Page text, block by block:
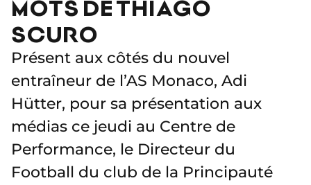
MOTS DE THIAGO
SCURO
Présent aux côtés du nouvel
entraîneur de l’AS Monaco, Adi
Hütter, pour sa présentation aux
médias ce jeudi au Centre de
Performance, le Directeur du
Football du club de la Principauté